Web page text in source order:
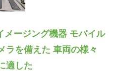
メージング機器 モバイル
ラを備えた 車両の様々
適した